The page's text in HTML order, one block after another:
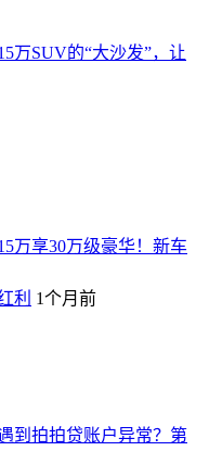
万SUV的“大沙发”，让
万享30万级豪华！新车
利 1个月前
到拍拍贷账户异常？第